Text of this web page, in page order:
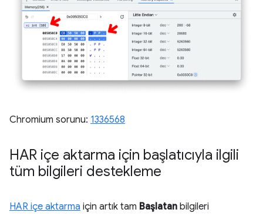
Chromium sorunu: 1336568
HAR içe aktarma için başlatıcıyla ilgili
tüm bilgileri destekleme
HAR içe aktarma için artık tam Başlatan bilgileri